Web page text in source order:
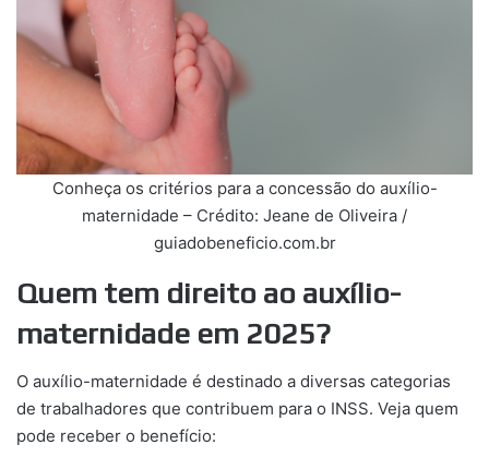
Conheça os critérios para a concessão do auxílio-
maternidade – Crédito: Jeane de Oliveira /
guiadobeneficio.com.br
Quem tem direito ao auxílio-
maternidade em 2025?
O auxílio-maternidade é destinado a diversas categorias
de trabalhadores que contribuem para o INSS. Veja quem
pode receber o benefício: